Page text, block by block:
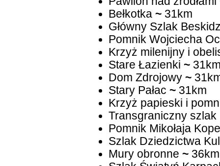
Bełkotka ~31km
Główny Szlak
Pomnik Wojciecha
Krzyż milenijny i
Stare Łazienki ~
Dom Zdrojowy ~
Stary Pałac ~31km
Krzyż papieski i
Transgraniczny
Pomnik Mikołaja
Szlak Dziedzictwa
Mury obronne ~36km